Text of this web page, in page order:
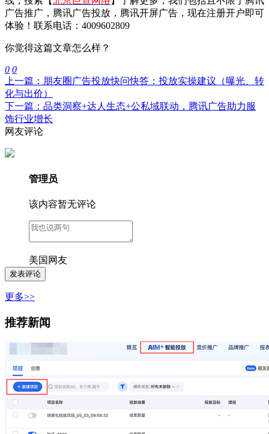
广告推广，腾讯广告投放，腾讯开屏广告，现在注册开户即可
体验！联系电话：4009602809
你觉得这篇文章怎么样？
0 0
上一篇：朋友圈广告投放快问快答：投放实操建议（曝光、转
化与出价）
下一篇：品类洞察+达人生态+公私域联动，腾讯广告助力服
饰行业增长
网友评论
管理员
该内容暂无评论
美国网友
更多>>
推荐新闻